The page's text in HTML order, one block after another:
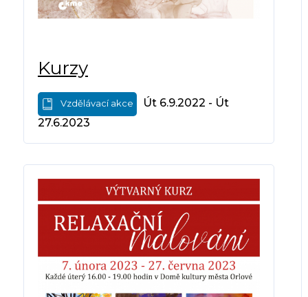
Kurzy
Vzdělávací akce
Út 6.9.2022 - Út
27.6.2023